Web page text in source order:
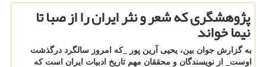
پژوهشگری که شعر و نثر ایران را از صبا تا
نیما خواند
به گزارش جوان بین، یحیی آرین پور _که امروز سالگرد درگذشت
اوست_ از نویسندگان و محققان مهم تاریخ ادبیات ایران است که